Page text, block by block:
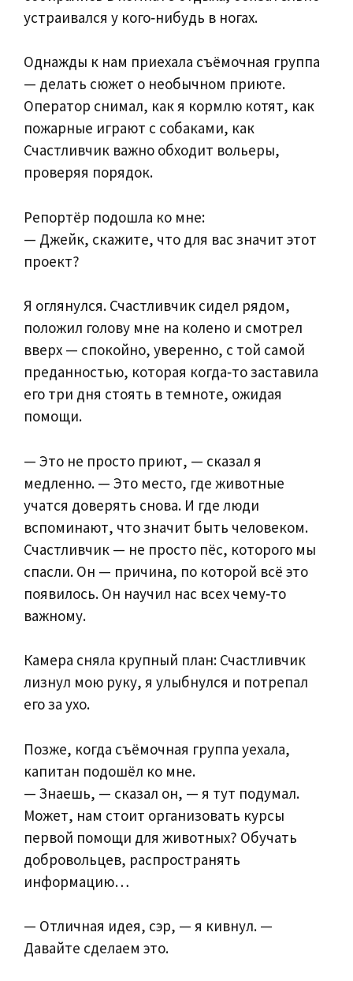
устраивался у кого‑нибудь в ногах.
Однажды к нам приехала съёмочная группа
— делать сюжет о необычном приюте.
Оператор снимал, как я кормлю котят, как
пожарные играют с собаками, как
Счастливчик важно обходит вольеры,
проверяя порядок.
Репортёр подошла ко мне:
— Джейк, скажите, что для вас значит этот
проект?
Я оглянулся. Счастливчик сидел рядом,
положил голову мне на колено и смотрел
вверх — спокойно, уверенно, с той самой
преданностью, которая когда‑то заставила
его три дня стоять в темноте, ожидая
помощи.
— Это не просто приют, — сказал я
медленно. — Это место, где животные
учатся доверять снова. И где люди
вспоминают, что значит быть человеком.
Счастливчик — не просто пёс, которого мы
спасли. Он — причина, по которой всё это
появилось. Он научил нас всех чему‑то
важному.
Камера сняла крупный план: Счастливчик
лизнул мою руку, я улыбнулся и потрепал
его за ухо.
Позже, когда съёмочная группа уехала,
капитан подошёл ко мне.
— Знаешь, — сказал он, — я тут подумал.
Может, нам стоит организовать курсы
первой помощи для животных? Обучать
добровольцев, распространять
информацию…
— Отличная идея, сэр, — я кивнул. —
Давайте сделаем это.